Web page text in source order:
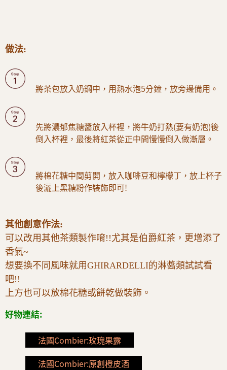
做法:
將茶包放入奶鋼中，用熱水泡5分鐘，放旁邊備用。
先將濃郁焦糖醬放入杯裡，將牛奶打熱(要有奶泡)後
倒入杯裡，最後將紅茶從正中間慢慢倒入做漸層。
將棉花糖中間剪開，放入咖啡豆和檸檬丁，放上杯子
後灑上黑糖粉作裝飾即可!
其他創意作法:
可以改用其他茶類製作唷!!尤其是伯爵紅茶，更增添了
香氣~
想要換不同風味就用GHIRARDELLI的淋醬類試試看
吧!!
上方也可以放棉花糖或餅乾做裝飾。
好物連結:
法國Combier:玫瑰果露
法國Combier:原創橙皮酒